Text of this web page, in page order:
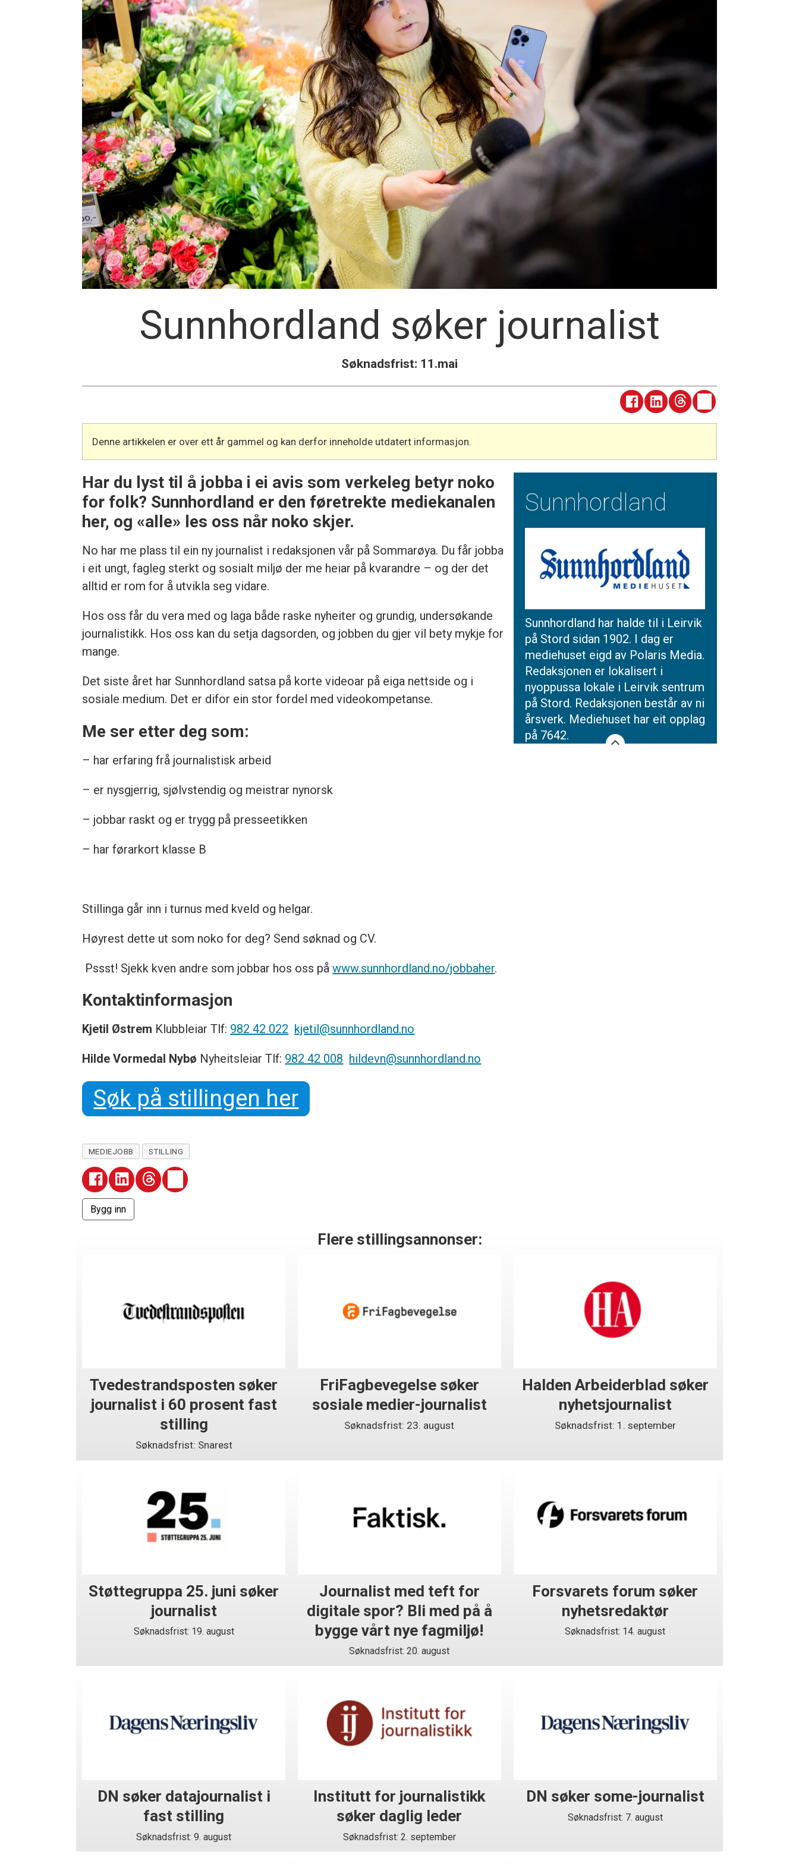
Sunnhordland søker journalist
Søknadsfrist: 11.mai
Denne artikkelen er over ett år gammel og kan derfor inneholde utdatert informasjon.
Sunnhordland
Sunnhordland har halde til i Leirvik
på Stord sidan 1902. I dag er
mediehuset eigd av Polaris Media.
Redaksjonen er lokalisert i
nyoppussa lokale i Leirvik sentrum
på Stord. Redaksjonen består av ni
årsverk. Mediehuset har eit opplag
på 7642.
Har du lyst til å jobba i ei avis som verkeleg betyr noko
for folk? Sunnhordland er den føretrekte mediekanalen
her, og «alle» les oss når noko skjer.
No har me plass til ein ny journalist i redaksjonen vår på Sommarøya. Du får jobba
i eit ungt, fagleg sterkt og sosialt miljø der me heiar på kvarandre – og der det
alltid er rom for å utvikla seg vidare.
Hos oss får du vera med og laga både raske nyheiter og grundig, undersøkande
journalistikk. Hos oss kan du setja dagsorden, og jobben du gjer vil bety mykje for
mange.
Det siste året har Sunnhordland satsa på korte videoar på eiga nettside og i
sosiale medium. Det er difor ein stor fordel med videokompetanse.
Me ser etter deg som:
– har erfaring frå journalistisk arbeid
– er nysgjerrig, sjølvstendig og meistrar nynorsk
– jobbar raskt og er trygg på presseetikken
– har førarkort klasse B
Stillinga går inn i turnus med kveld og helgar.
Høyrest dette ut som noko for deg? Send søknad og CV.
Pssst! Sjekk kven andre som jobbar hos oss påwww.sunnhordland.no/jobbaher.
Kontaktinformasjon
Kjetil Østrem Klubbleiar Tlf: 982 42 022 kjetil@sunnhordland.no
Hilde Vormedal Nybø Nyheitsleiar Tlf: 982 42 008 hildevn@sunnhordland.no
Søk på stillingen her
MEDIEJOBB STILLING
Flere stillingsannonser:
Tvedestrandsposten søker
journalist i 60 prosent fast
stilling
Søknadsfrist: Snarest
FriFagbevegelse søker
sosiale medier-journalist
Søknadsfrist: 23. august
Halden Arbeiderblad søker
nyhetsjournalist
Søknadsfrist: 1. september
Støttegruppa 25. juni søker
journalist
Søknadsfrist: 19. august
Journalist med teft for
digitale spor? Bli med på å
bygge vårt nye fagmiljø!
Søknadsfrist: 20. august
Forsvarets forum søker
nyhetsredaktør
Søknadsfrist: 14. august
DN søker datajournalist i
fast stilling
Søknadsfrist: 9. august
Institutt for journalistikk
søker daglig leder
Søknadsfrist: 2. september
DN søker some-journalist
Søknadsfrist: 7. august